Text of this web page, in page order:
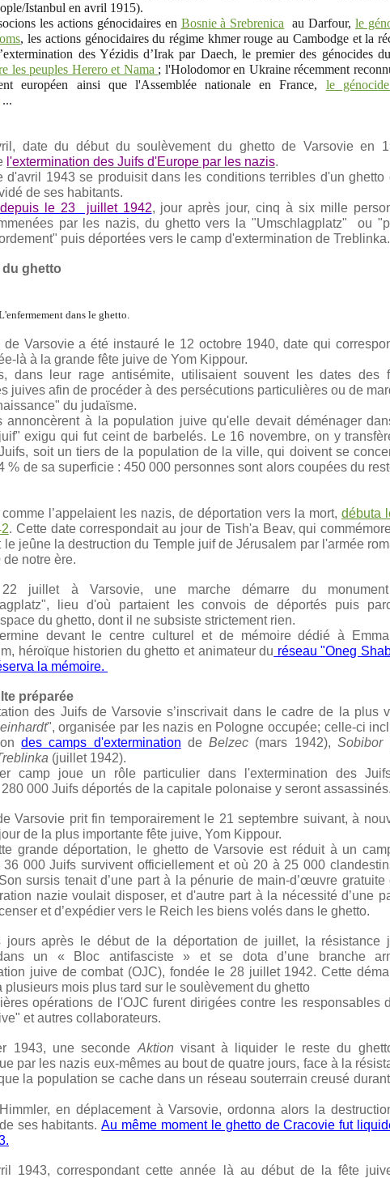
Istanbul en avril 1915).
les actions génocidaires en Bosnie à Srebrenica au Darfour,le
, les actions génocidaires du régime khmer rouge au Cambodge et la
des Yézidis d’Irak par Daech, le premier des génocides
les peuples Herero et Nama ; l'Holodomor en Ukraine récemment
européen ainsi que l'Assemblée nationale en France, le
...
date du début du soulèvement du ghetto de Varsovie en
l'extermination des Juifs d'Europe par les nazis.
d'avril 1943 se produisit dans les conditions terribles d'un ghetto
de ses habitants.
depuis le 23 juillet 1942, jour après jour, cinq à six mille
par les nazis, du ghetto vers la "Umschlagplatz" ou
puis déportées vers le camp d'extermination de Treblinka.
du ghetto
dans le ghetto.
de Varsovie a été instauré le 12 octobre 1940, date qui
là à la grande fête juive de Yom Kippour.
dans leur rage antisémite, utilisaient souvent les dates des
juives afin de procéder à des persécutions particulières ou de
du judaïsme.
annoncèrent à la population juive qu'elle devait déménager
exigu qui fut ceint de barbelés. Le 16 novembre, on y
soit un tiers de la population de la ville, qui doivent se
% de sa superficie : 450 000 personnes sont alors coupées du
comme l’appelaient les nazis, de déportation vers la mort, débuta
. Cette date correspondait au jour de Tish'a Beav, qui
le jeûne la destruction du Temple juif de Jérusalem par l'armée
notre ère.
22 juillet à Varsovie, une marche démarre du
lieu d'où partaient les convois de déportés puis
du ghetto, dont il ne subsiste strictement rien.
devant le centre culturel et de mémoire dédié à
héroïque historien du ghetto et animateur du réseau "Oneg
la mémoire.
préparée
des Juifs de Varsovie s’inscrivait dans le cadre de la plus
", organisée par les nazis en Pologne occupée; celle-ci
des camps d'extermination deBelzec (mars 1942), Sobibor
(juillet 1942).
camp joue un rôle particulier dans l'extermination des
000 Juifs déportés de la capitale polonaise y seront assassinés.
Varsovie prit fin temporairement le 21 septembre suivant, à
de la plus importante fête juive, Yom Kippour.
grande déportation, le ghetto de Varsovie est réduit à un
36 000 Juifs survivent officiellement et où 20 à 25 000
sursis tenait d’une part à la pénurie de main-d’œuvre gratuite
nazie voulait disposer, et d'autre part à la nécessité d’une
et d’expédier vers le Reich les biens volés dans le ghetto.
jours après le début de la déportation de juillet, la résistance
un « Bloc antifasciste » et se dota d’une branche
juive de combat (OJC), fondée le 28 juillet 1942. Cette
plusieurs mois plus tard sur le soulèvement du ghetto
opérations de l'OJC furent dirigées contre les responsables
et autres collaborateurs.
1943, une seconde Aktion visant à liquider le reste du
par les nazis eux-mêmes au bout de quatre jours, face à la
la population se cache dans un réseau souterrain creusé
en déplacement à Varsovie, ordonna alors la
ses habitants.Au même moment le ghetto de Cracovie fut
1943, correspondant cette année là au début de la fête